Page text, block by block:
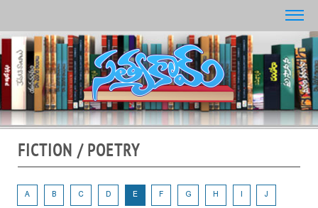
FICTION / POETRY
A B C D E F G H I J